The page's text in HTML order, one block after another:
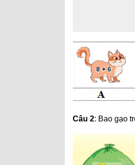
Câu 2: Bao gạo